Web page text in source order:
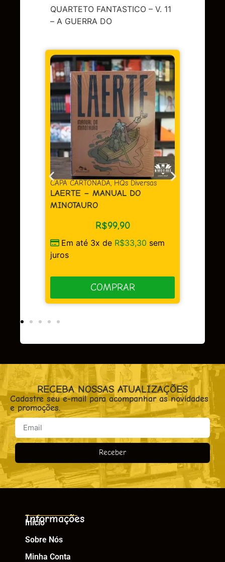
QUARTETO FANTASTICO – V. 11
– A GUERRA DO
HQs Diversas
MANUAL DO
33,30 sem
CAPA DURA,HQs Diversas
BERLIM
Em até 3x de
juros
COMPRAR
RECEBA NOSSAS ATUALIZAÇÕES
Cadastre seu e-mail para acompanhar as novidades
e promoções.
Receber
Informações
Início
Sobre Nós
Minha Conta